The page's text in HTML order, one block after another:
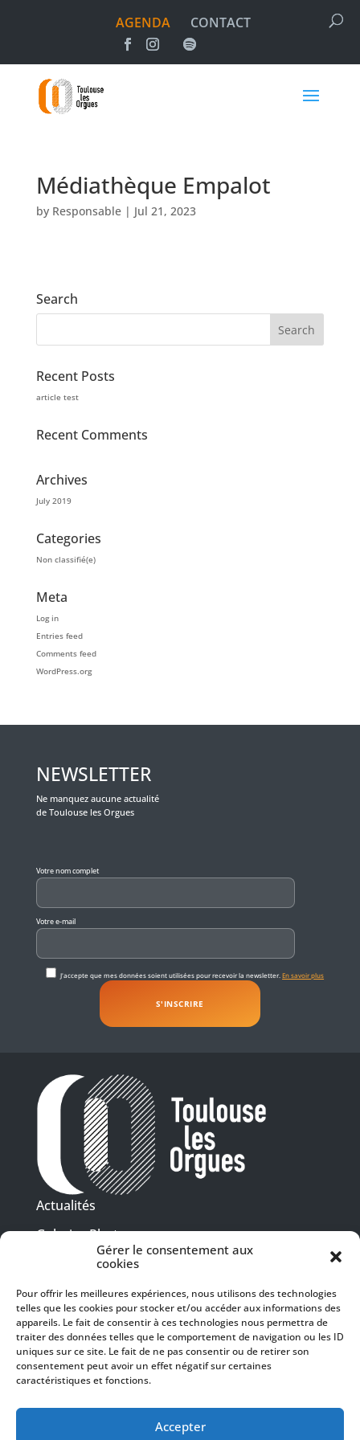
Gérer le consentement aux
cookies
Pour offrir les meilleures expériences, nous utilisons des technologies
telles que les cookies pour stocker et/ou accéder aux informations des
appareils. Le fait de consentir à ces technologies nous permettra de
traiter des données telles que le comportement de navigation ou les ID
uniques sur ce site. Le fait de ne pas consentir ou de retirer son
consentement peut avoir un effet négatif sur certaines
caractéristiques et fonctions.
Accepter
AGENDA CONTACT
Médiathèque Empalot
by Responsable| Jul 21, 2023
Search
Recent Posts
article test
Recent Comments
Archives
July 2019
Categories
Non classifié(e)
Meta
Log in
Entries feed
Comments feed
WordPress.org
NEWSLETTER
Ne manquez aucune actualité
de Toulouse les Orgues
Votre nom complet
Votre e-mail
J'accepte que mes données soient utilisées pour recevoir la newsletter.En savoir plus
Actualités
Galeries Photos
Vidéothèque
Presse
Programme PDF
Billetterie
Recrutement
Mentions légales
SUIVEZ-NOUS